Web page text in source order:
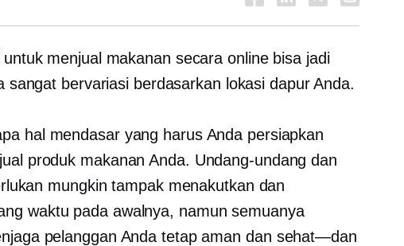
menjual makanan secara online bisa jadi
sangat bervariasi berdasarkan lokasi dapur Anda.
hal mendasar yang harus Anda persiapkan
produk makanan Anda. Undang-undang dan
mungkin tampak menakutkan dan
waktu pada awalnya, namun semuanya
pelanggan Anda tetap aman dan sehat—dan